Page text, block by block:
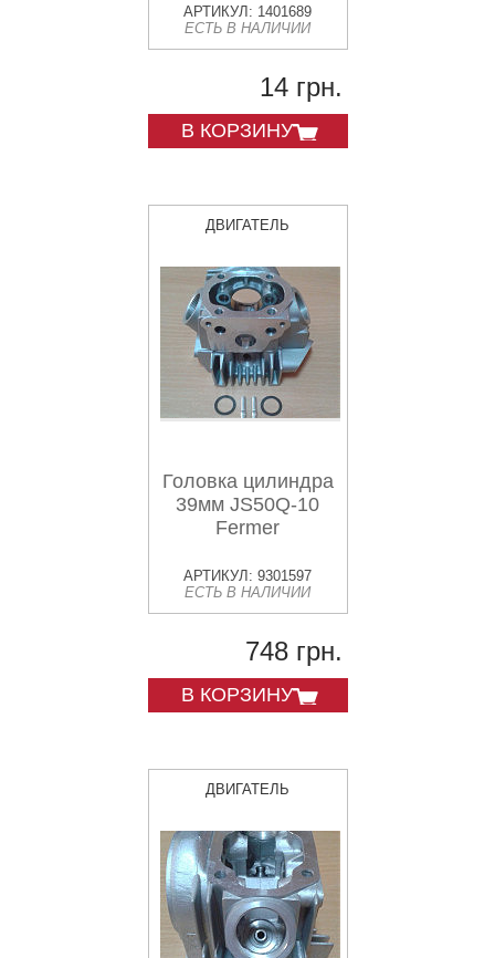
АРТИКУЛ: 1401689
ЕСТЬ В НАЛИЧИИ
14 грн.
В КОРЗИНУ
ДВИГАТЕЛЬ
Головка цилиндра
39мм JS50Q-10
Fermer
АРТИКУЛ: 9301597
ЕСТЬ В НАЛИЧИИ
748 грн.
В КОРЗИНУ
ДВИГАТЕЛЬ